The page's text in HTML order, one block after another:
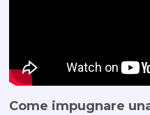
Come impugnare